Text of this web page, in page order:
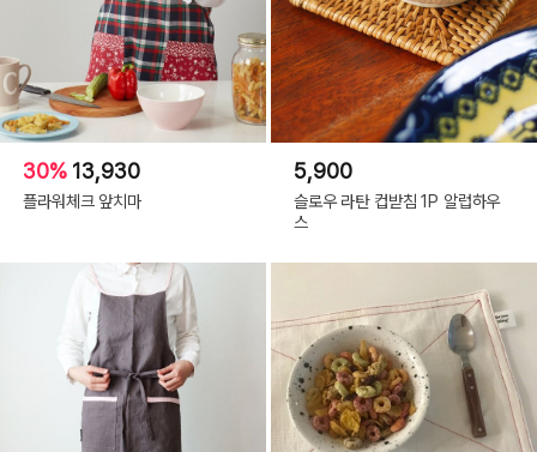
30% 13,930
플라워체크 앞치마
5,900
슬로우 라탄 컵받침 1P 알럽하우
스